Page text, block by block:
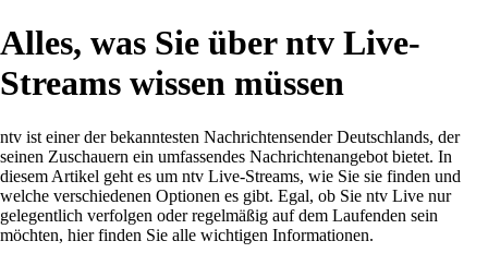
Alles, was Sie über ntv Live-
Streams wissen müssen
ntv ist einer der bekanntesten Nachrichtensender Deutschlands, der
seinen Zuschauern ein umfassendes Nachrichtenangebot bietet. In
diesem Artikel geht es um ntv Live-Streams, wie Sie sie finden und
welche verschiedenen Optionen es gibt. Egal, ob Sie ntv Live nur
gelegentlich verfolgen oder regelmäßig auf dem Laufenden sein
möchten, hier finden Sie alle wichtigen Informationen.